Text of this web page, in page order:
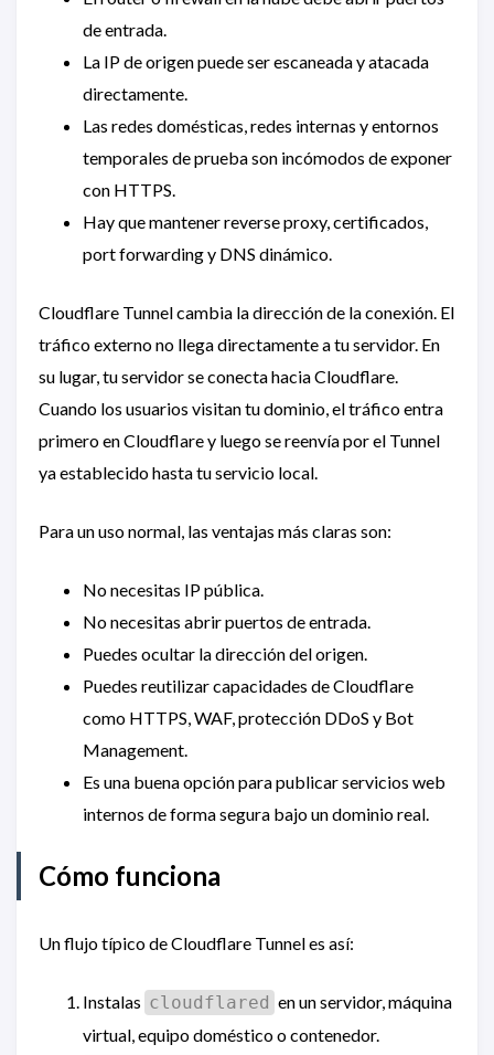
de entrada.
La IP de origen puede ser escaneada y atacada
directamente.
Las redes domésticas, redes internas y entornos
temporales de prueba son incómodos de exponer
con HTTPS.
Hay que mantener reverse proxy, certificados,
port forwarding y DNS dinámico.
Cloudflare Tunnel cambia la dirección de la conexión. El
tráfico externo no llega directamente a tu servidor. En
su lugar, tu servidor se conecta hacia Cloudflare.
Cuando los usuarios visitan tu dominio, el tráfico entra
primero en Cloudflare y luego se reenvía por el Tunnel
ya establecido hasta tu servicio local.
Para un uso normal, las ventajas más claras son:
No necesitas IP pública.
No necesitas abrir puertos de entrada.
Puedes ocultar la dirección del origen.
Puedes reutilizar capacidades de Cloudflare
como HTTPS, WAF, protección DDoS y Bot
Management.
Es una buena opción para publicar servicios web
internos de forma segura bajo un dominio real.
Cómo funciona
Un flujo típico de Cloudflare Tunnel es así:
Instalas cloudflared en un servidor, máquina
virtual, equipo doméstico o contenedor.